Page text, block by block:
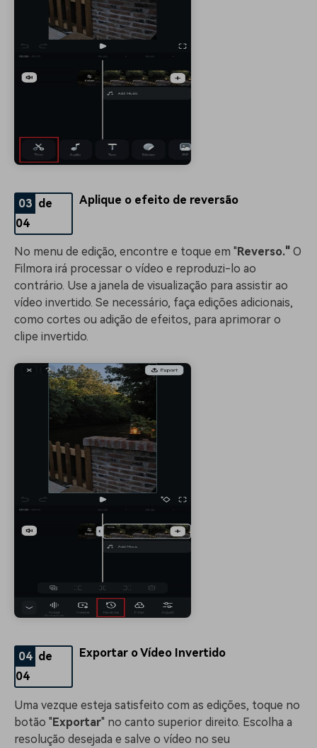
03 de
04
Aplique o efeito de reversão
No menu de edição, encontre e toque em " Reverso." O
Filmora irá processar o vídeo e reproduzi-lo ao
contrário. Use a janela de visualização para assistir ao
vídeo invertido. Se necessário, faça edições adicionais,
como cortes ou adição de efeitos, para aprimorar o
clipe invertido.
04 de
04
Exportar o Vídeo Invertido
Uma vezque esteja satisfeito com as edições, toque no
botão "Exportar" no canto superior direito. Escolha a
resolução desejada e salve o vídeo no seu